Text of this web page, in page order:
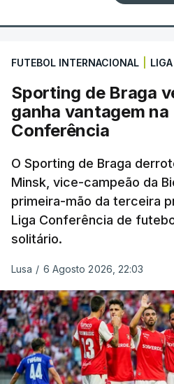
FUTEBOL INTERNACIONAL
Sporting de Braga
ganha vantagem na
Conferência
O Sporting de Braga
Minsk, vice-campeão da
primeira-mão da terceira
Liga Conferência de
solitário.
Lusa / 6 Agosto 2026, 22:03